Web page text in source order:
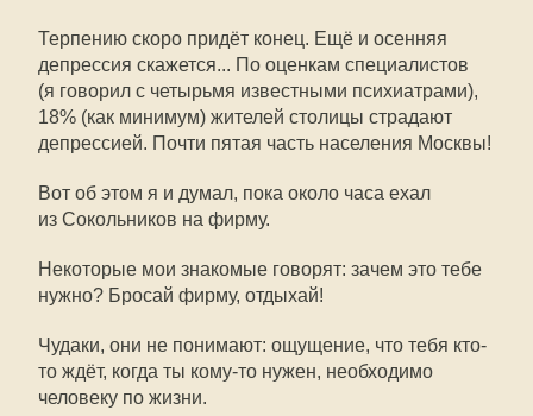
Терпению скоро придёт конец. Ещё и осенняя
депрессия скажется... По оценкам специалистов
(я говорил с четырьмя известными психиатрами),
18% (как минимум) жителей столицы страдают
депрессией. Почти пятая часть населения Москвы!
Вот об этом я и думал, пока около часа ехал
из Сокольников на фирму.
Некоторые мои знакомые говорят: зачем это тебе
нужно? Бросай фирму, отдыхай!
Чудаки, они не понимают: ощущение, что тебя кто-
то ждёт, когда ты кому-то нужен, необходимо
человеку по жизни.